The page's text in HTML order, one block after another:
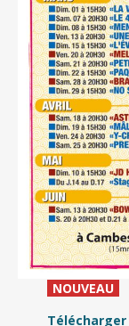
NOUVEAU_
Télécharger